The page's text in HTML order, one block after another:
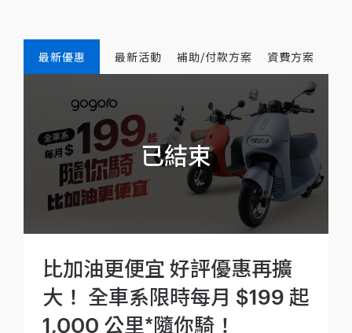
最新優惠 最新活動 補助/付款方案 資費方案
比加油更便宜 好評優惠再擴
大！ 全車系限時每月 $199 起
1,000 公里*隨你騎！